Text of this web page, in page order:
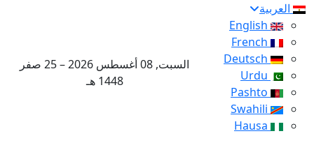
العربية
السبت, 08 أغسطس 2026 – 25 صفر
1448 هـ